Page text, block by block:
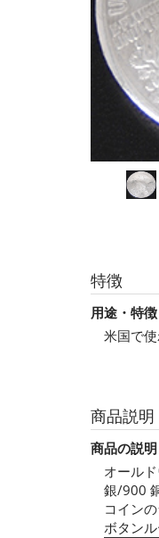
特徴
用途・特徴
米国で
商品説明
商品の説明
オール
銀/900
コイン
ボタン